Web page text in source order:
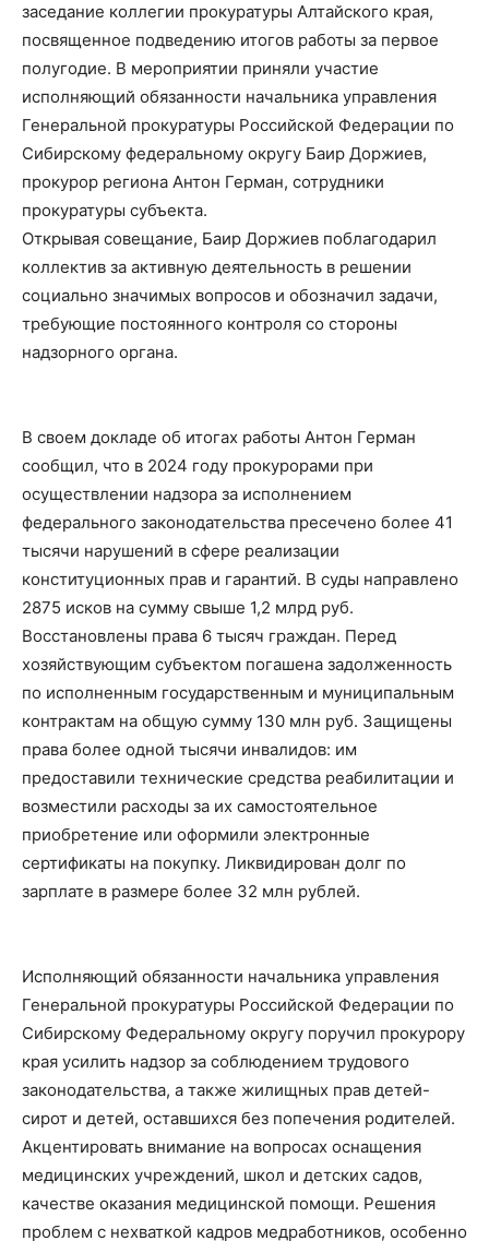
заседание коллегии прокуратуры Алтайского края,
посвященное подведению итогов работы за первое
полугодие. В мероприятии приняли участие
исполняющий обязанности начальника управления
Генеральной прокуратуры Российской Федерации по
Сибирскому федеральному округу Баир Доржиев,
прокурор региона Антон Герман, сотрудники
прокуратуры субъекта.
Открывая совещание, Баир Доржиев поблагодарил
коллектив за активную деятельность в решении
социально значимых вопросов и обозначил задачи,
требующие постоянного контроля со стороны
надзорного органа.
В своем докладе об итогах работы Антон Герман
сообщил, что в 2024 году прокурорами при
осуществлении надзора за исполнением
федерального законодательства пресечено более 41
тысячи нарушений в сфере реализации
конституционных прав и гарантий. В суды направлено
2875 исков на сумму свыше 1,2 млрд руб.
Восстановлены права 6 тысяч граждан. Перед
хозяйствующим субъектом погашена задолженность
по исполненным государственным и муниципальным
контрактам на общую сумму 130 млн руб. Защищены
права более одной тысячи инвалидов: им
предоставили технические средства реабилитации и
возместили расходы за их самостоятельное
приобретение или оформили электронные
сертификаты на покупку. Ликвидирован долг по
зарплате в размере более 32 млн рублей.
Исполняющий обязанности начальника управления
Генеральной прокуратуры Российской Федерации по
Сибирскому Федеральному округу поручил прокурору
края усилить надзор за соблюдением трудового
законодательства, а также жилищных прав детей-
сирот и детей, оставшихся без попечения родителей.
Акцентировать внимание на вопросах оснащения
медицинских учреждений, школ и детских садов,
качестве оказания медицинской помощи. Решения
проблем с нехваткой кадров медработников, особенно